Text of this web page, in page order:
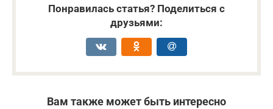
Понравилась статья? Поделиться с
друзьями:
Вам также может быть интересно